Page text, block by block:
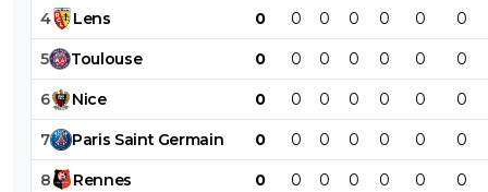
4 Lens 0 0 0 0 0 0 0
5 Toulouse 0 0 0 0 0 0 0
6 Nice 0 0 0 0 0 0 0
7 Paris Saint Germain 0 0 0 0 0 0 0
8 Rennes 0 0 0 0 0 0 0